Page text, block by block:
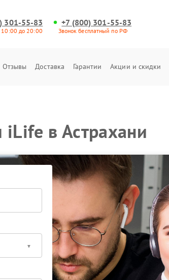
301-55-83
10:00 до 20:00
+7 (800) 301-55-83
Звонок бесплатный по РФ
Отзывы Доставка Гарантии Акции и скидки
iLife в Астрахани